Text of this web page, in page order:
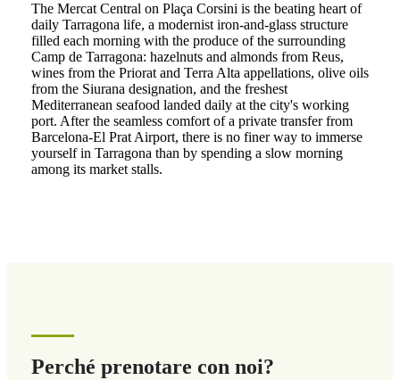
The Mercat Central on Plaça Corsini is the beating heart of
daily Tarragona life, a modernist iron-and-glass structure
filled each morning with the produce of the surrounding
Camp de Tarragona: hazelnuts and almonds from Reus,
wines from the Priorat and Terra Alta appellations, olive oils
from the Siurana designation, and the freshest
Mediterranean seafood landed daily at the city's working
port. After the seamless comfort of a private transfer from
Barcelona-El Prat Airport, there is no finer way to immerse
yourself in Tarragona than by spending a slow morning
among its market stalls.
Perché prenotare con noi?